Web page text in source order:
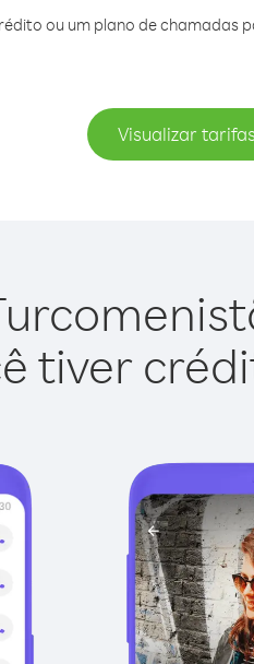
ou um plano de chamadas
Visualizar
tiver